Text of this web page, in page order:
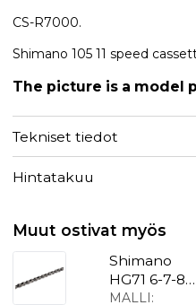
CS-R7000.
Shimano 105 11 speed
The picture is a model
Tekniset tiedot
Hintatakuu
Muut ostivat myös
Shimano
HG71 6-7-8-
vaihteinen
MALLI: